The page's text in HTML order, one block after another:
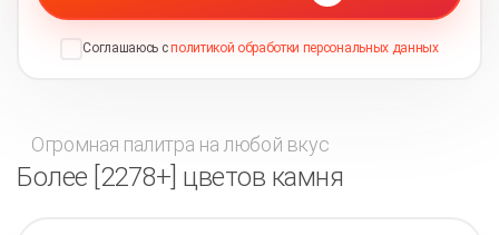
Соглашаюсь сполитикой обработки персональных данных
Огромная палитра на любой вкус
Более [2278+] цветов камня